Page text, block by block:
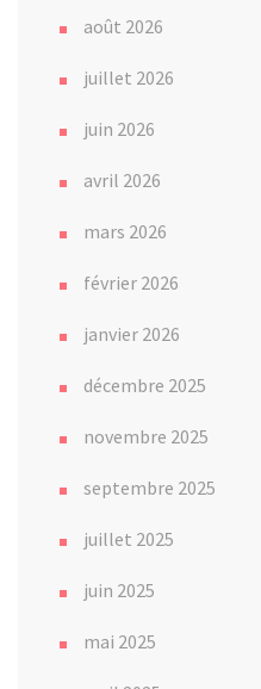
août 2026
juillet 2026
juin 2026
avril 2026
mars 2026
février 2026
janvier 2026
décembre 2025
novembre 2025
septembre 2025
juillet 2025
juin 2025
mai 2025